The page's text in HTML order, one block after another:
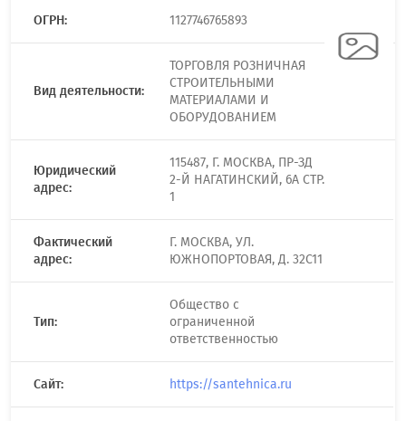
ОГРН: 1127746765893
Вид деятельности:
ТОРГОВЛЯ РОЗНИЧНАЯ
СТРОИТЕЛЬНЫМИ
МАТЕРИАЛАМИ И
ОБОРУДОВАНИЕМ
Юридический
адрес:
115487, Г. МОСКВА, ПР-ЗД
2-Й НАГАТИНСКИЙ, 6А СТР.
1
Фактический
адрес:
Г. МОСКВА, УЛ.
ЮЖНОПОРТОВАЯ, Д. 32С11
Тип:
Общество с
ограниченной
ответственностью
Сайт: https://santehnica.ru